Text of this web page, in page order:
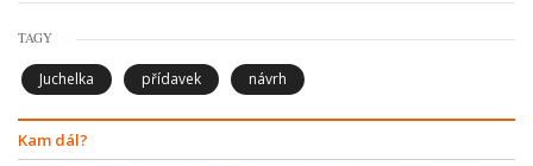
TAGY
Juchelka přídavek návrh
Kam dál?